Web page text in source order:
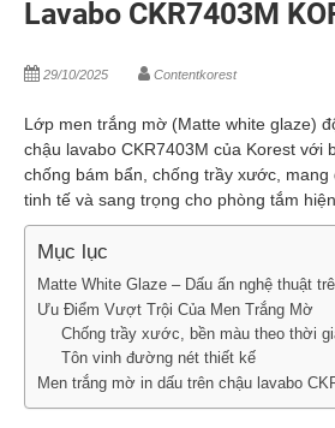
Lavabo CKR7403M
29/10/2025 Contentkorest
Lớp men trắng mờ (Matte white glaze)
chậu lavabo CKR7403M của Korest với
chống bám bẩn, chống trầy xước, mang
tinh tế và sang trọng cho phòng tắm
Mục lục
Matte White Glaze – Dấu ấn nghệ thuật
Ưu Điểm Vượt Trội Của Men Trắng Mờ
Chống trầy xước, bền màu theo thời
Tôn vinh đường nét thiết kế
Men trắng mờ in dấu trên chậu lavabo